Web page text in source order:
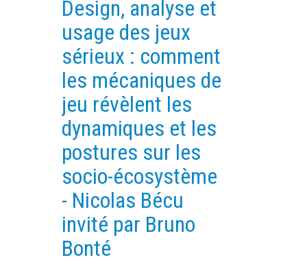
RECRUTEMENT
RECHERCHE
PLATEFORMES EXPÉRIMENTALES
IMPLANTATIONS GÉOGRAPHIQUES
PROJETS EN COURS
PROJETS TERMINÉS
NOS RÉSEAUX SCIENTIFIQUES ET TECHNIQUES
SÉMINAIRES RÉGULIERS
FORMATION
INGÉNIEUR
FORMATION CONTINUE
Design, analyse et
usage des jeux
sérieux : comment
les mécaniques de
jeu révèlent les
dynamiques et les
postures sur les
socio-écosystème
- Nicolas Bécu
invité par Bruno
Bonté